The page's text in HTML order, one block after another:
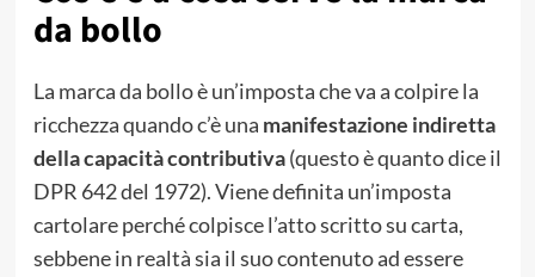
da bollo
La marca da bollo è un’imposta che va a colpire la
ricchezza quando c’è una manifestazione indiretta
della capacità contributiva(questo è quanto dice il
DPR 642 del 1972). Viene definita un’imposta
cartolare perché colpisce l’atto scritto su carta,
sebbene in realtà sia il suo contenuto ad essere